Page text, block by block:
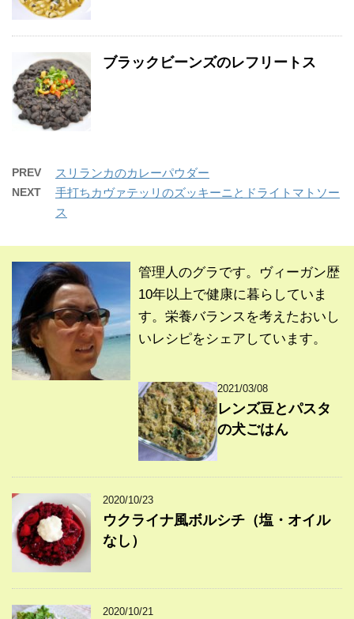
ブラックビーンズのレフリートス
PREV スリランカのカレーパウダー
NEXT
手打ちカヴァテッリのズッキーニとドライトマトソー
ス
管理人のグラです。ヴィーガン歴
10年以上で健康に暮らしていま
す。栄養バランスを考えたおいし
いレシピをシェアしています。
2021/03/08
レンズ豆とパスタ
の犬ごはん
2020/10/23
ウクライナ風ボルシチ（塩・オイル
なし）
2020/10/21